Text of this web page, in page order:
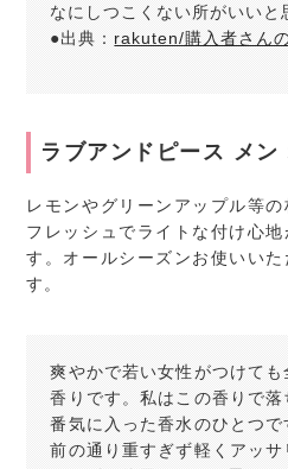
なにしつこくない所がいいと
●出典：rakuten/購入者さん
ラブアンドピース メン
レモンやグリーンアップル等の
フレッシュでライトな付け心
す。オールシーズンお使いい
す。
爽やかで若い女性がつけて
香りです。私はこの香りで
番気に入った香水のひとつ
前の通り重すぎず軽くアッ